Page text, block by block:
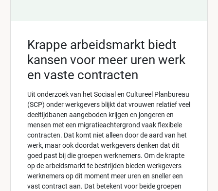
Krappe arbeidsmarkt biedt
kansen voor meer uren werk
en vaste contracten
Uit onderzoek van het Sociaal en Cultureel Planbureau
(SCP) onder werkgevers blijkt dat vrouwen relatief veel
deeltijdbanen aangeboden krijgen en jongeren en
mensen met een migratieachtergrond vaak flexibele
contracten. Dat komt niet alleen door de aard van het
werk, maar ook doordat werkgevers denken dat dit
goed past bij die groepen werknemers. Om de krapte
op de arbeidsmarkt te bestrijden bieden werkgevers
werknemers op dit moment meer uren en sneller een
vast contract aan. Dat betekent voor beide groepen